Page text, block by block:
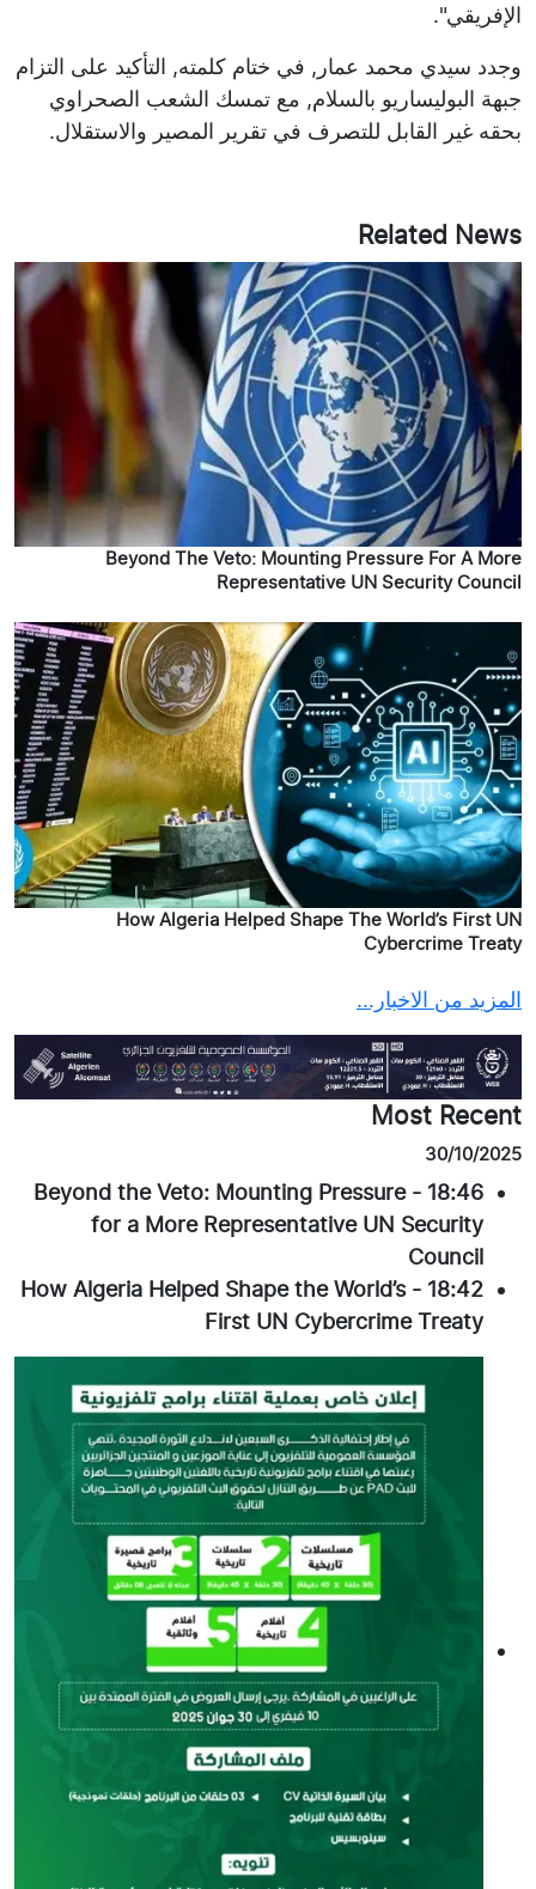
الإفريقي".
وجدد سيدي محمد عمار, في ختام كلمته, التأكيد على التزام
جبهة البوليساريو بالسلام, مع تمسك الشعب الصحراوي
بحقه غير القابل للتصرف في تقرير المصير والاستقلال.
Related News
Beyond The Veto: Mounting Pressure For A More
Representative UN Security Council
How Algeria Helped Shape The World’s First UN
Cybercrime Treaty
المزيد من الاخبار...
Most Recent
30/10/2025
18:46
-
Beyond the Veto: Mounting Pressure
for a More Representative UN Security
Council
18:42
-
How Algeria Helped Shape the World’s
First UN Cybercrime Treaty